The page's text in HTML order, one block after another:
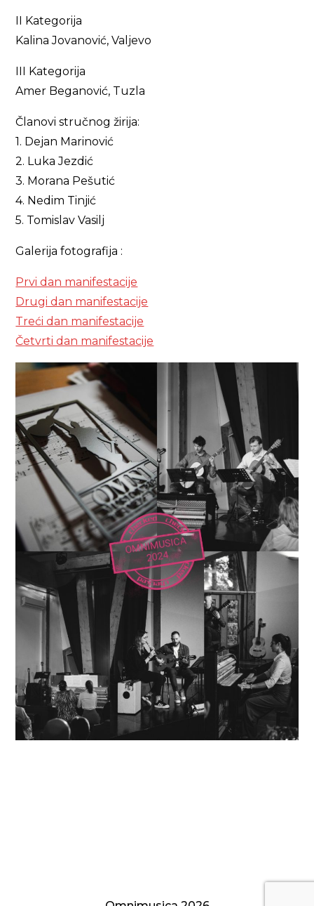
II Kategorija
Kalina Jovanović, Valjevo
III Kategorija
Amer Beganović, Tuzla
Članovi stručnog žirija:
1. Dejan Marinović
2. Luka Jezdić
3. Morana Pešutić
4. Nedim Tinjić
5. Tomislav Vasilj
Galerija fotografija :
Prvi dan manifestacije
Drugi dan manifestacije
Treći dan manifestacije
Četvrti dan manifestacije